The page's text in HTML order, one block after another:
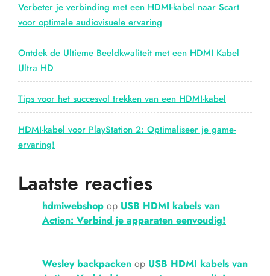
Verbeter je verbinding met een HDMI-kabel naar Scart
voor optimale audiovisuele ervaring
Ontdek de Ultieme Beeldkwaliteit met een HDMI Kabel
Ultra HD
Tips voor het succesvol trekken van een HDMI-kabel
HDMI-kabel voor PlayStation 2: Optimaliseer je game-
ervaring!
Laatste reacties
hdmiwebshop op USB HDMI kabels van
Action: Verbind je apparaten eenvoudig!
Wesley backpacken op USB HDMI kabels van